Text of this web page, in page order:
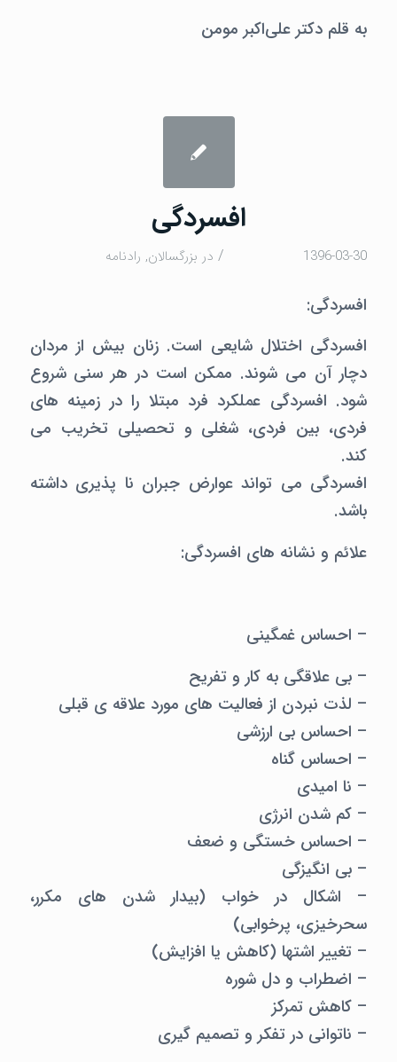
به قلم دکتر علی‌اکبر مومن
افسردگی
1396-03-30
/ در بزرگسالان, رادنامه
افسردگی:
افسردگی اختلال شایعی است. زنان بیش از مردان
دچار آن می شوند. ممکن است در هر سنی شروع
شود. افسردگی عملکرد فرد مبتلا را در زمینه های
فردی، بین فردی، شغلی و تحصیلی تخریب می
کند.
افسردگی می تواند عوارض جبران نا پذیری داشته
باشد.
علائم و نشانه های افسردگی:
– احساس غمگینی
– بی علاقگی به کار و تفریح
– لذت نبردن از فعالیت های مورد علاقه ی قبلی
– احساس بی ارزشی
– احساس گناه
– نا امیدی
– کم شدن انرژی
– احساس خستگی و ضعف
– بی انگیزگی
– اشکال در خواب (بیدار شدن های مکرر،
سحرخیزی، پرخوابی)
– تغییر اشتها (کاهش یا افزایش)
– اضطراب و دل شوره
– کاهش تمرکز
– ناتوانی در تفکر و تصمیم گیری